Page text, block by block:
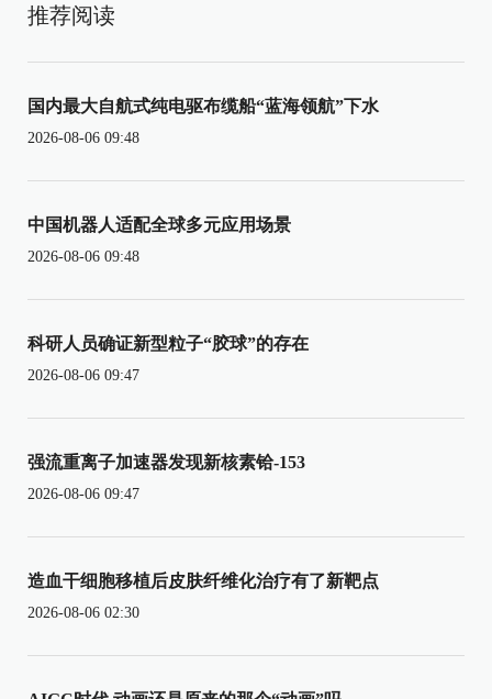
推荐阅读
国内最大自航式纯电驱布缆船“蓝海领航”下水
2026-08-06 09:48
中国机器人适配全球多元应用场景
2026-08-06 09:48
科研人员确证新型粒子“胶球”的存在
2026-08-06 09:47
强流重离子加速器发现新核素铪-153
2026-08-06 09:47
造血干细胞移植后皮肤纤维化治疗有了新靶点
2026-08-06 02:30